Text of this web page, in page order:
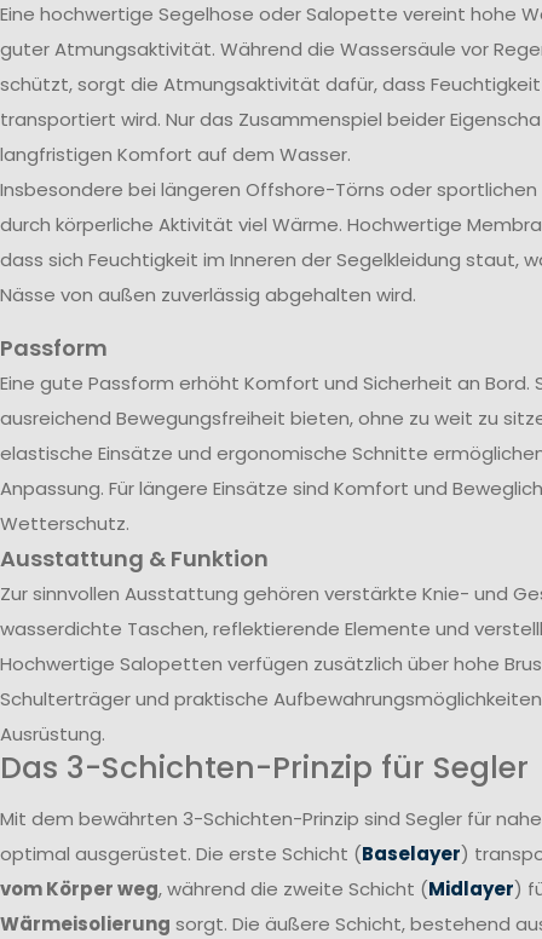
Eine hochwertige Segelhose oder Salopette vereint hohe
guter Atmungsaktivität. Während die Wassersäule vor
schützt, sorgt die Atmungsaktivität dafür, dass
transportiert wird. Nur das Zusammenspiel beider
langfristigen Komfort auf dem Wasser.
Insbesondere bei längeren Offshore-Törns oder
durch körperliche Aktivität viel Wärme. Hochwertige
dass sich Feuchtigkeit im Inneren der Segelkleidung staut,
Nässe von außen zuverlässig abgehalten wird.
Passform
Eine gute Passform erhöht Komfort und Sicherheit an Bord.
ausreichend Bewegungsfreiheit bieten, ohne zu weit zu
elastische Einsätze und ergonomische Schnitte
Anpassung. Für längere Einsätze sind Komfort und
Wetterschutz.
Ausstattung & Funktion
Zur sinnvollen Ausstattung gehören verstärkte Knie- und
wasserdichte Taschen, reflektierende Elemente und
Hochwertige Salopetten verfügen zusätzlich über hohe
Schulterträger und praktische
Ausrüstung.
Das 3-Schichten-Prinzip für Segler
Mit dem bewährten 3-Schichten-Prinzip sind Segler für
optimal ausgerüstet. Die erste Schicht (Baselayer)
vom Körper weg, während die zweite Schicht (Midlayer)
Wärmeisolierung sorgt. Die äußere Schicht, bestehend